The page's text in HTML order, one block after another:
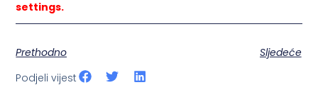
settings.
Prethodno
Sljedeće
Podjeli vijest